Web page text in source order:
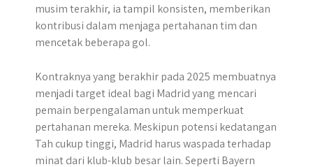
musim terakhir, ia tampil konsisten, memberikan
kontribusi dalam menjaga pertahanan tim dan
mencetak beberapa gol.
Kontraknya yang berakhir pada 2025 membuatnya
menjadi target ideal bagi Madrid yang mencari
pemain berpengalaman untuk memperkuat
pertahanan mereka. Meskipun potensi kedatangan
Tah cukup tinggi, Madrid harus waspada terhadap
minat dari klub-klub besar lain. Seperti Bayern